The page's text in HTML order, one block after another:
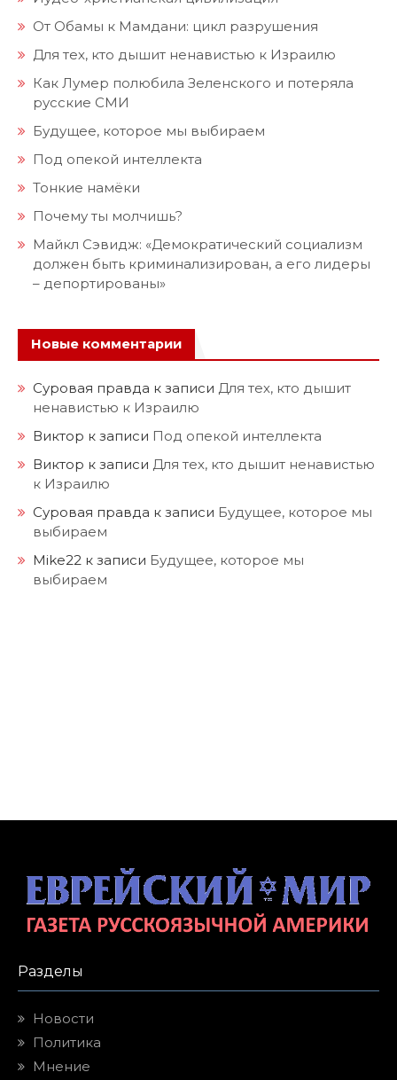
От Обамы к Мамдани: цикл разрушения
Для тех, кто дышит ненавистью к Израилю
Как Лумер полюбила Зеленского и потеряла
русские СМИ
Будущее, которое мы выбираем
Под опекой интеллекта
Тонкие намёки
Почему ты молчишь?
Майкл Сэвидж: «Демократический социализм
должен быть криминализирован, а его лидеры
– депортированы»
Новые комментарии
Суровая правда к записи Для тех, кто дышит
ненавистью к Израилю
Виктор к записи Под опекой интеллекта
Виктор к записи Для тех, кто дышит ненавистью
к Израилю
Суровая правда к записи Будущее, которое мы
выбираем
Mike22 к записи Будущее, которое мы
выбираем
Разделы
Новости
Политика
Мнение